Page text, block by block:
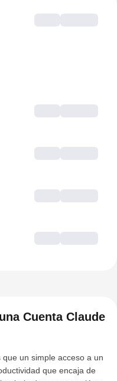
Cuenta Claude
un simple acceso a un
que encaja de